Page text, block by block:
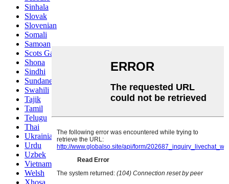
Sinhala
Slovak
Slovenian
Somali
Samoan
Scots Gaelic
Shona
Sindhi
Sundanese
Swahili
Tajik
Tamil
Telugu
Thai
Ukrainian
Urdu
Uzbek
Vietnamese
Welsh
Xhosa